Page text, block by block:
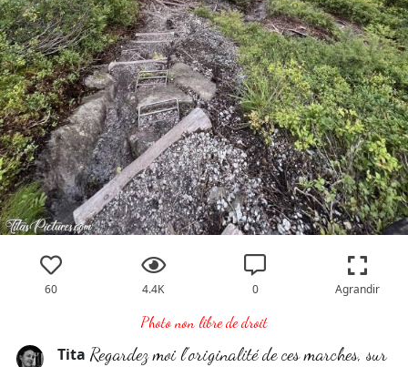
60 4.4K 0 Agrandir
Photo non libre de droit
Tita Regardez moi l’originalité de ces marches, sur